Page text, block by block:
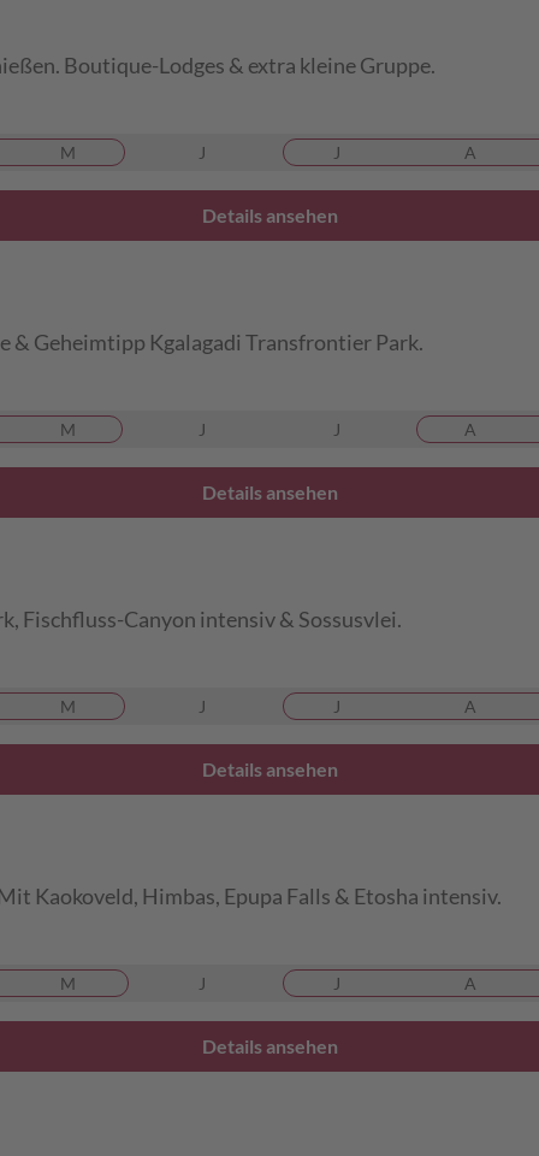
Boutique-Lodges & extra kleine Gruppe.
M J J A
Details ansehen
& Geheimtipp Kgalagadi Transfrontier Park.
M J J A
Details ansehen
Fischfluss-Canyon intensiv & Sossusvlei.
M J J A
Details ansehen
Kaokoveld, Himbas, Epupa Falls & Etosha intensiv.
M J J A
Details ansehen